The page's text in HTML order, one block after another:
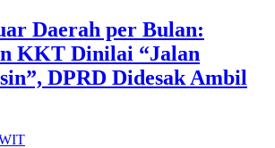
Daerah per Bulan:
KKT Dinilai “Jalan
DPRD Didesak Ambil